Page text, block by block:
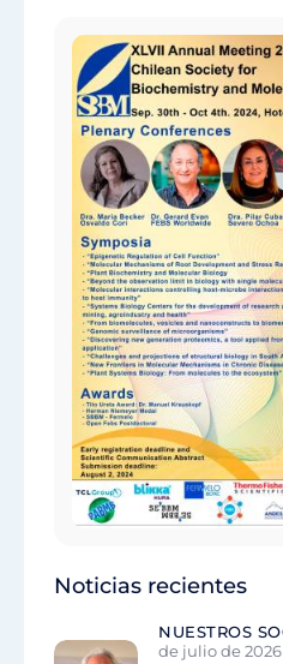
Noticias recientes
NUESTROS
de julio de 2026